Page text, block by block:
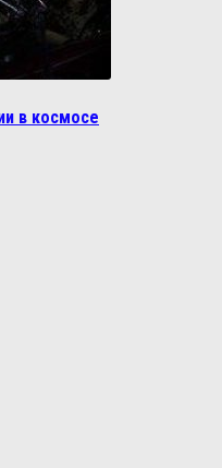
в космосе